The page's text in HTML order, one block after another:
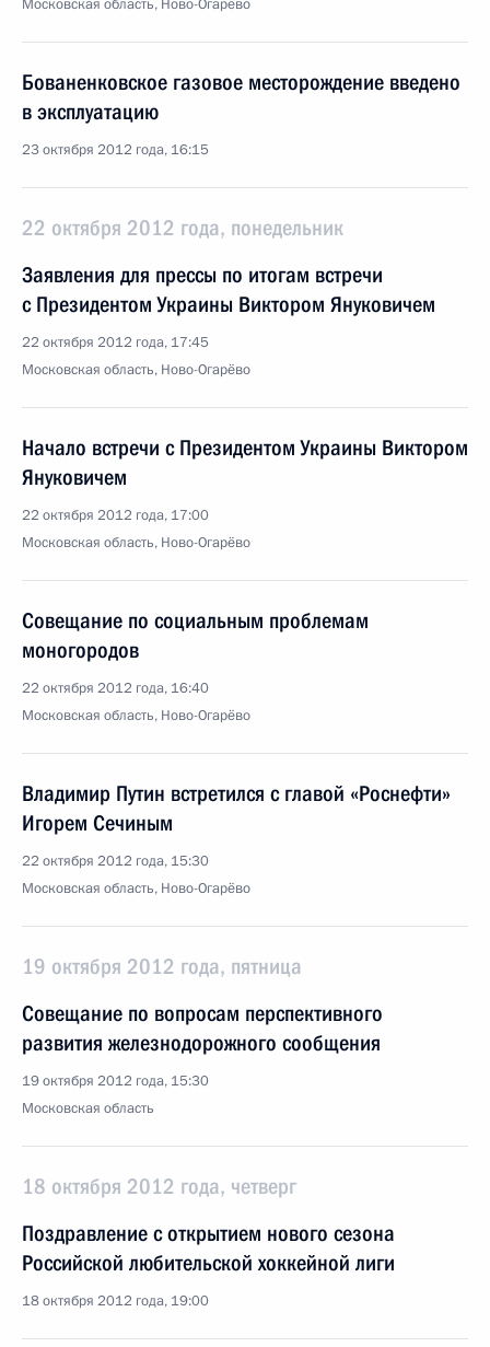
Московская область, Ново-Огарёво
Бованенковское газовое месторождение введено
в эксплуатацию
23 октября 2012 года, 16:15
22 октября 2012 года, понедельник
Заявления для прессы по итогам встречи
с Президентом Украины Виктором Януковичем
22 октября 2012 года, 17:45
Московская область, Ново-Огарёво
Начало встречи с Президентом Украины Виктором
Януковичем
22 октября 2012 года, 17:00
Московская область, Ново-Огарёво
Совещание по социальным проблемам
моногородов
22 октября 2012 года, 16:40
Московская область, Ново-Огарёво
Владимир Путин встретился с главой «Роснефти»
Игорем Сечиным
22 октября 2012 года, 15:30
Московская область, Ново-Огарёво
19 октября 2012 года, пятница
Совещание по вопросам перспективного
развития железнодорожного сообщения
19 октября 2012 года, 15:30
Московская область
18 октября 2012 года, четверг
Поздравление с открытием нового сезона
Российской любительской хоккейной лиги
18 октября 2012 года, 19:00